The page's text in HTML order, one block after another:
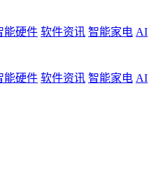
能硬件 软件资讯 智能家电 AI
能硬件 软件资讯 智能家电 AI